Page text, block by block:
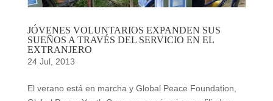
JÓVENES VOLUNTARIOS EXPANDEN SUS
SUEÑOS A TRAVÉS DEL SERVICIO EN EL
EXTRANJERO
24 Jul, 2013
El verano está en marcha y Global Peace Foundation,